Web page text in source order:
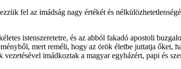
fel az imádság nagy értékét és
istenszeretetre, és az abból fakadó apostoli
mert reméli, hogy az örök életbe juttatja őket,
imádkoztak a magyar egyházért, papi és